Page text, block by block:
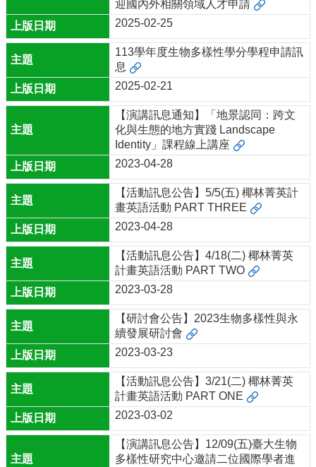
多
樣
性
學
學
程
關
生
物
多
樣
性
研
究
中
新
聞
及
活
動
研
歷
教
迎國內外相關領域人才申請
2025-02-25
113學年度生物多樣性學分學程申請訊
息
2025-02-21
【演講訊息通知】「地景認同：跨文
化與生態的地方實踐 Landscape
Identity」課程線上講座
2023-04-28
【活動訊息公告】5/5(五) 椰林菁英計
畫英語活動 PART THREE
2023-04-28
【活動訊息公告】4/18(二) 椰林菁英
計畫英語活動 PART TWO
2023-03-28
【研討會公告】2023生物多樣性與永
續發展研討會
2023-03-23
【活動訊息公告】3/21(二) 椰林菁英
計畫英語活動 PART ONE
2023-03-02
【演講訊息公告】12/09(五)臺大生物
多樣性研究中心邀請二位國際學者進